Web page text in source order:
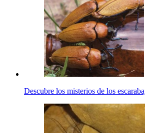
Descubre los misterios de los